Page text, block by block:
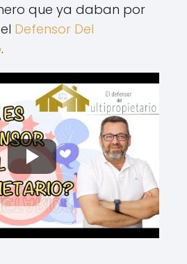
que ya daban por
Defensor Del
.